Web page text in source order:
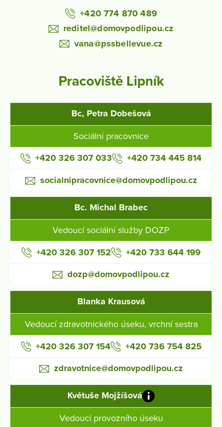
+420 774 870 489
reditel@domovpodlipou.cz
vana@pssbellevue.cz
Pracoviště Lipník
Bc, Petra Dobešová
Sociální pracovnice
+420 326 307 033 +420 734 445 814
socialnipracovnice@domovpodlipou.cz
Bc. Michal Brabec
Vedoucí sociální služby DOZP
+420 326 307 152 +420 733 644 199
dozp@domovpodlipou.cz
Blanka Krausová
Vedoucí zdravotnického úseku, vrchní sestra
+420 326 307 154 +420 736 754 825
zdravotnice@domovpodlipou.cz
Květuše Mojžíšová
Vedoucí provozního úseku